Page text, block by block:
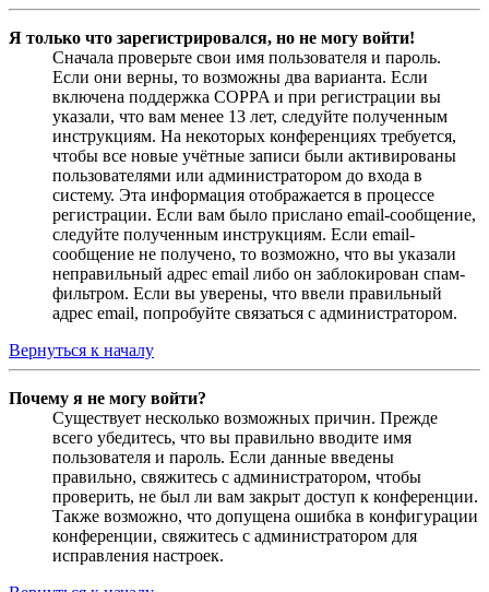
Я только что зарегистрировался, но не могу войти!
Сначала проверьте свои имя пользователя и пароль.
Если они верны, то возможны два варианта. Если
включена поддержка COPPA и при регистрации вы
указали, что вам менее 13 лет, следуйте полученным
инструкциям. На некоторых конференциях требуется,
чтобы все новые учётные записи были активированы
пользователями или администратором до входа в
систему. Эта информация отображается в процессе
регистрации. Если вам было прислано email-сообщение,
следуйте полученным инструкциям. Если email-
сообщение не получено, то возможно, что вы указали
неправильный адрес email либо он заблокирован спам-
фильтром. Если вы уверены, что ввели правильный
адрес email, попробуйте связаться с администратором.
Вернуться к началу
Почему я не могу войти?
Существует несколько возможных причин. Прежде
всего убедитесь, что вы правильно вводите имя
пользователя и пароль. Если данные введены
правильно, свяжитесь с администратором, чтобы
проверить, не был ли вам закрыт доступ к конференции.
Также возможно, что допущена ошибка в конфигурации
конференции, свяжитесь с администратором для
исправления настроек.